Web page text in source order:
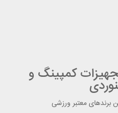
کمپینگ و
برندهای معتبر ورزشی